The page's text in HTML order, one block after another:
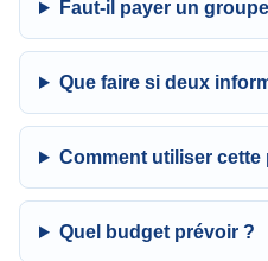
Faut-il payer un
Que faire si deux
Comment utiliser cette
Quel budget prévoir ?